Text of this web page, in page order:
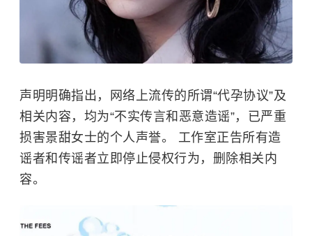
声明明确指出，网络上流传的所谓“代孕协议”及
相关内容，均为“不实传言和恶意造谣”，已严重
损害景甜女士的个人声誉。 工作室正告所有造
谣者和传谣者立即停止侵权行为，删除相关内
容。